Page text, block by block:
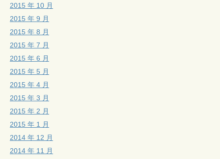
2015 年 10 月
2015 年 9 月
2015 年 8 月
2015 年 7 月
2015 年 6 月
2015 年 5 月
2015 年 4 月
2015 年 3 月
2015 年 2 月
2015 年 1 月
2014 年 12 月
2014 年 11 月